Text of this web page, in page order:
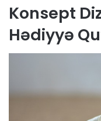
Konsept
Hədiyyə